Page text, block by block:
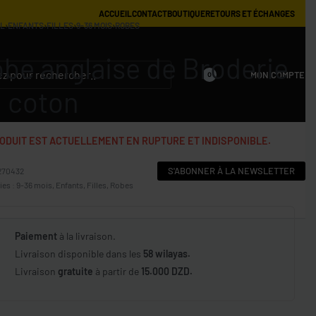
ACCUEILCONTACTBOUTIQUERETOURS ET ÉCHANGES
0 MON COMPTE
S'ABONNER À LA NEWSLETTER
›ENFANTS›FILLES›9-36 MOIS›ROBES
anglaise de Broderie
EST ACTUELLEMENT EN RUPTURE ET INDISPONIBLE.
: 9-36 mois Enfants Filles Robes
Paiement à la livraison.
Livraison disponible dans les 58 wilayas.
Livraison gratuite à partir de 15.000 DZD.